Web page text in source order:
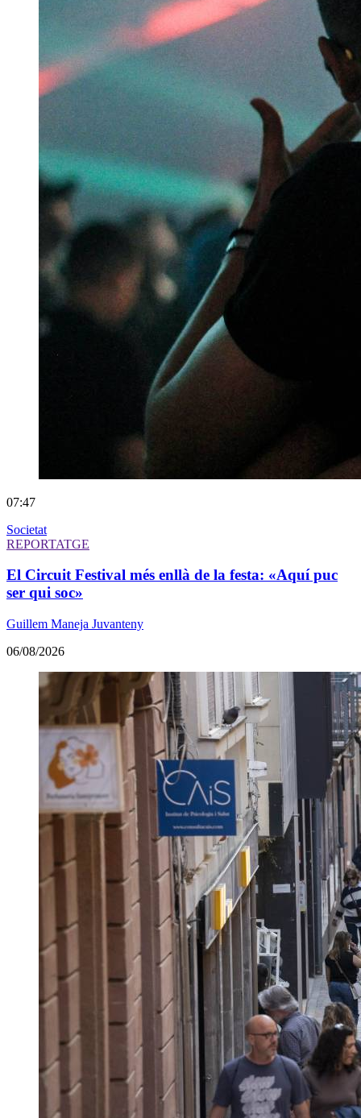
07:47
Societat
REPORTATGE
El Circuit Festival més enllà de la festa: «Aquí puc
ser qui soc»
Guillem Maneja Juvanteny
06/08/2026